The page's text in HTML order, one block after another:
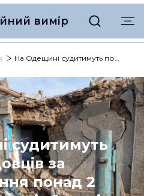
вимір
На Одещині судитимуть посадовців за розкрадання понад 2 мільйонів на відбудові
судитимуть
за
понад 2